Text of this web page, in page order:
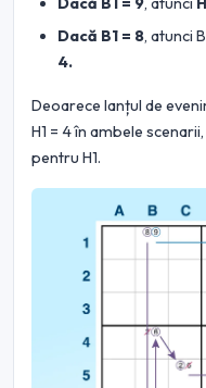
Dacă B1 = 8, atunci
4.
Deoarece lanțul de
H1 = 4 în ambele
pentru H1.